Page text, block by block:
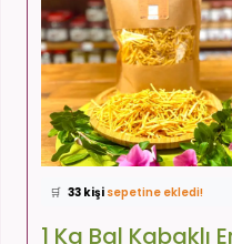
⭐️ Bu ürünü404 kişifavoriledi!
🛒 33 kişisepetine ekledi!
✅ Bugün 29 adetsatıldı